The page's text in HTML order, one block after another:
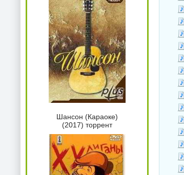
Шансон (Караоке)
(2017) торрент